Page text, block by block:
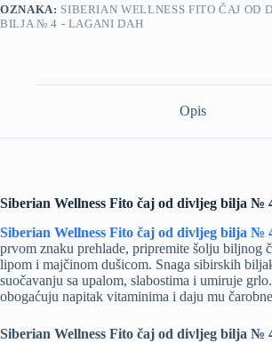
OZNAKA: SIBERIAN WELLNESS FITO ČAJ OD
BILJA № 4 - LAGANI DAH
Opis
Siberian Wellness Fito čaj od divljeg bilja №
Siberian Wellness Fito čaj od divljeg bilja №
prvom znaku prehlade, pripremite šolju biljnog
lipom i majčinom dušicom. Snaga sibirskih
suočavanju sa upalom, slabostima i umiruje
obogaćuju napitak vitaminima i daju mu
Siberian Wellness Fito čaj od divljeg bilja №